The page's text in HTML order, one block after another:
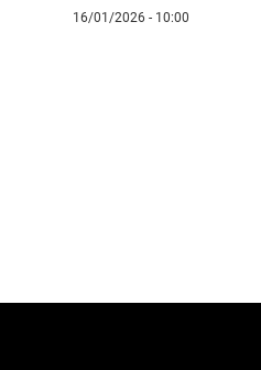
16/01/2026 - 10:00